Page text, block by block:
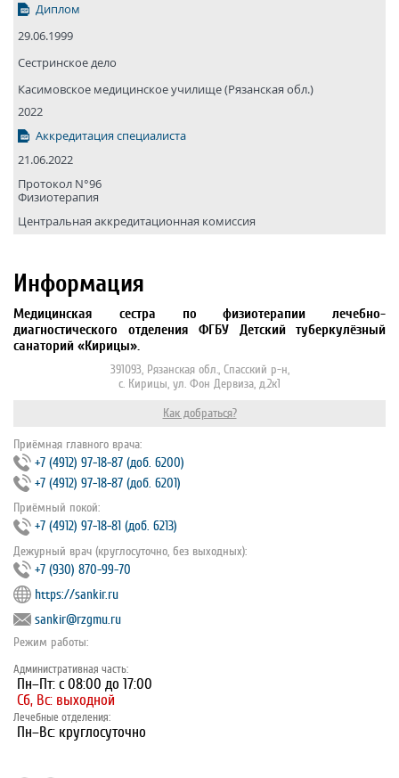
Диплом
29.06.1999
Сестринское дело
Касимовское медицинское училище (Рязанская обл.)
2022
Аккредитация специалиста
21.06.2022
Протокол N°96
Физиотерапия
Центральная аккредитационная комиссия
Информация
Медицинская сестра по физиотерапии лечебно-
диагностического отделения ФГБУ Детский туберкулёзный
санаторий «Кирицы».
391093, Рязанская обл., Спасский р-н,
с. Кирицы, ул. Фон Дервиза, д.2к1
Как добраться?
Приёмная главного врача:
+7 (4912) 97‐18‐87 (доб. 6200)
+7 (4912) 97‐18‐87 (доб. 6201)
Приёмный покой:
+7 (4912) 97‐18‐81 (доб. 6213)
Дежурный врач (круглосуточно, без выходных):
+7 (930) 870-99-70
https://sankir.ru
sankir@rzgmu.ru
Режим работы:
Административная часть:
Пн–Пт: с 08:00 до 17:00
Сб, Вс: выходной
Лечебные отделения:
Пн–Вс: круглосуточно